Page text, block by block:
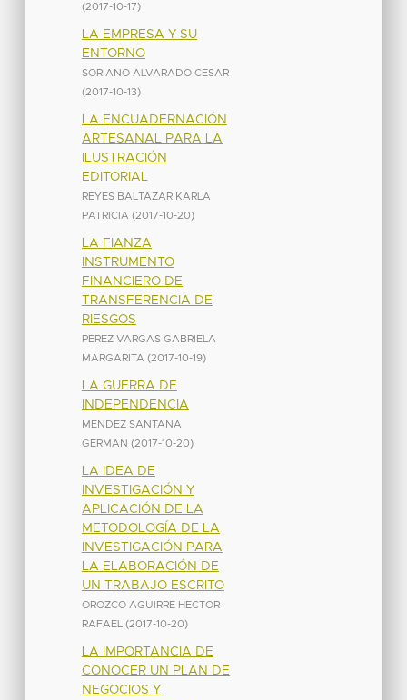
(2017-10-17)
LA EMPRESA Y SU
ENTORNO
SORIANO ALVARADO CESAR
(2017-10-13)
LA ENCUADERNACIÓN
ARTESANAL PARA LA
ILUSTRACIÓN
EDITORIAL
REYES BALTAZAR KARLA
PATRICIA (2017-10-20)
LA FIANZA
INSTRUMENTO
FINANCIERO DE
TRANSFERENCIA DE
RIESGOS
PEREZ VARGAS GABRIELA
MARGARITA (2017-10-19)
LA GUERRA DE
INDEPENDENCIA
MENDEZ SANTANA
GERMAN (2017-10-20)
LA IDEA DE
INVESTIGACIÓN Y
APLICACIÓN DE LA
METODOLOGÍA DE LA
INVESTIGACIÓN PARA
LA ELABORACIÓN DE
UN TRABAJO ESCRITO
OROZCO AGUIRRE HECTOR
RAFAEL
(2017-10-20)
LA IMPORTANCIA DE
CONOCER UN PLAN DE
NEGOCIOS Y